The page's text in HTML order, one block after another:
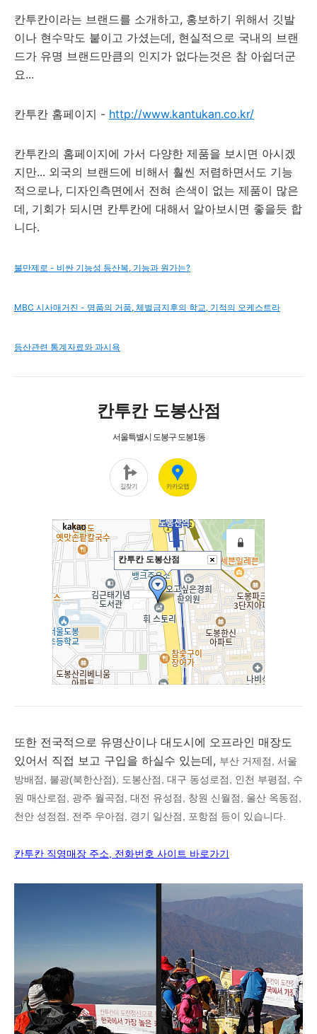
칸투칸이라는 브랜드를 소개하고, 홍보하기 위해서 깃발
이나 현수막도 붙이고 가셨는데, 현실적으로 국내의 브랜
드가 유명 브랜드만큼의 인지가 없다는것은 참 아쉽더군
요...
칸투칸 홈페이지 - http://www.kantukan.co.kr/
칸투칸의 홈페이지에 가서 다양한 제품을 보시면 아시겠
지만... 외국의 브랜드에 비해서 훨씬 저렴하면서도 기능
적으로나, 디자인측면에서 전혀 손색이 없는 제품이 많은
데, 기회가 되시면 칸투칸에 대해서 알아보시면 좋을듯 합
니다.
불만제로 - 비싼 기능성 등산복, 기능과 원가는?
MBC 시사매거진 - 명품의 거품, 체벌금지후의 학교, 기적의 오케스트라
등산관련 통계자료와 과시욕
또한 전국적으로 유명산이나 대도시에 오프라인 매장도
있어서 직접 보고 구입을 하실수 있는데, 부산 거제점, 서울
방배점, 불광(북한산점), 도봉산점, 대구 동성로점, 인천 부평점, 수
원 매산로점, 광주 월곡점, 대전 유성점, 창원 신월점, 울산 옥동점,
천안 성정점, 전주 우아점, 경기 일산점, 포항점 등이 있습니다.
칸투칸 직영매장 주소, 전화번호 사이트 바로가기